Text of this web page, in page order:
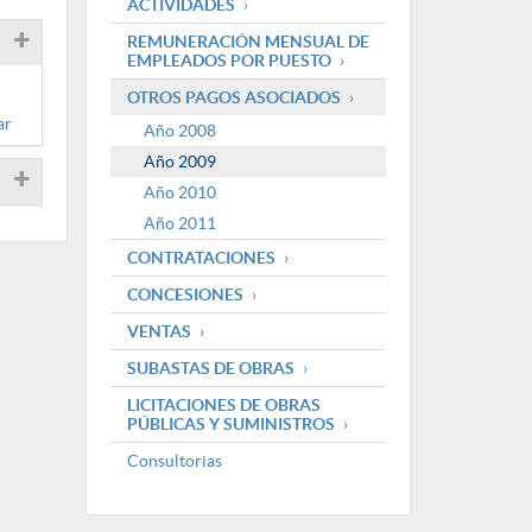
ACTIVIDADES
REMUNERACIÓN MENSUAL DE
EMPLEADOS POR PUESTO
OTROS PAGOS ASOCIADOS
Año 2008
Año 2009
Año 2010
Año 2011
CONTRATACIONES
CONCESIONES
VENTAS
SUBASTAS DE OBRAS
LICITACIONES DE OBRAS
PÚBLICAS Y SUMINISTROS
Consultorias